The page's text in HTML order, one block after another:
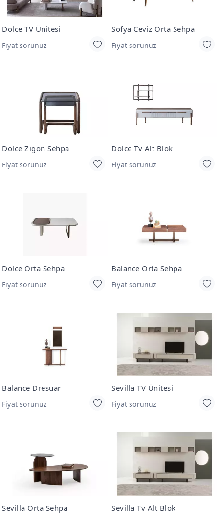
Dolce TV Ünitesi
Fiyat sorunuz
Sofya Ceviz Orta Sehpa
Fiyat sorunuz
Dolce Zigon Sehpa
Fiyat sorunuz
Dolce Tv Alt Blok
Fiyat sorunuz
Dolce Orta Sehpa
Fiyat sorunuz
Balance Orta Sehpa
Fiyat sorunuz
Balance Dresuar
Fiyat sorunuz
Sevilla TV Ünitesi
Fiyat sorunuz
Sevilla Orta Sehpa Sevilla Tv Alt Blok